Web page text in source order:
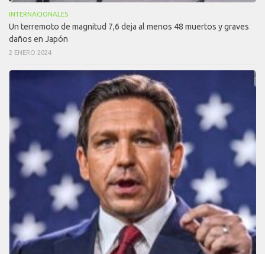
INTERNACIONALES
Un terremoto de magnitud 7,6 deja al menos 48 muertos y graves
daños en Japón
2 ENERO 2024